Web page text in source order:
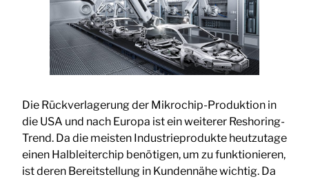
Die Rückverlagerung der Mikrochip-Produktion in
die USA und nach Europa ist ein weiterer Reshoring-
Trend. Da die meisten Industrieprodukte heutzutage
einen Halbleiterchip benötigen, um zu funktionieren,
ist deren Bereitstellung in Kundennähe wichtig. Da